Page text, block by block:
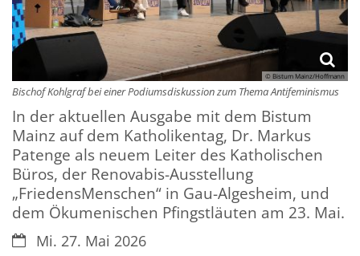
© Bistum Mainz/Hoffmann
Bischof Kohlgraf bei einer Podiumsdiskussion zum Thema Antifeminismus
In der aktuellen Ausgabe mit dem Bistum
Mainz auf dem Katholikentag, Dr. Markus
Patenge als neuem Leiter des Katholischen
Büros, der Renovabis-Ausstellung
„FriedensMenschen“ in Gau-Algesheim, und
dem Ökumenischen Pfingstläuten am 23. Mai.
Datum:Mi. 27. Mai 2026